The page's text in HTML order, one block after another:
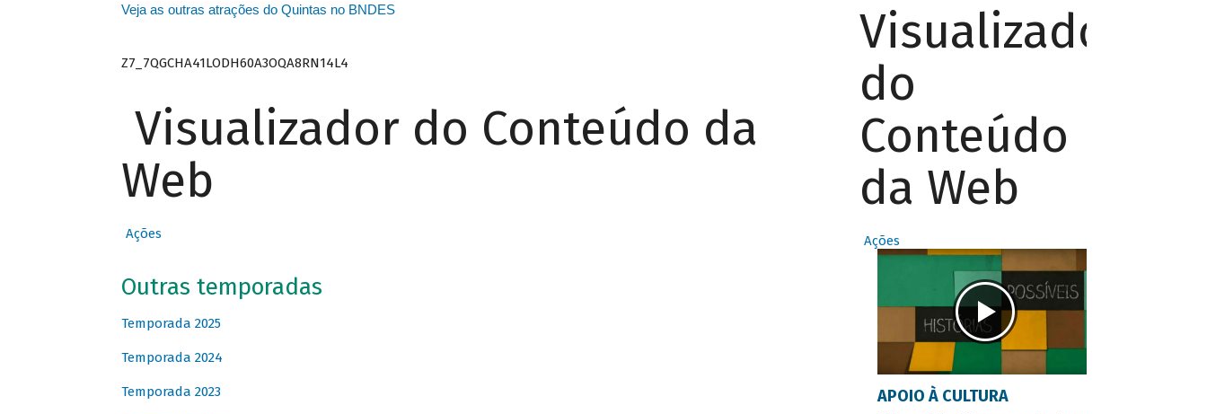
Veja as outras atrações do Quintas no BNDES
Z7_7QGCHA41LODH60A3OQA8RN14L4
Visualizador do Conteúdo da
Web
Ações
Outras temporadas
Temporada 2025
Temporada 2024
Temporada 2023
Visualizador
do
Conteúdo
da Web
Ações
APOIO À CULTURA